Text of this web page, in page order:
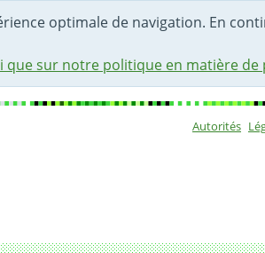
optimale de navigation. En
sur notre politique en matière
Autorités